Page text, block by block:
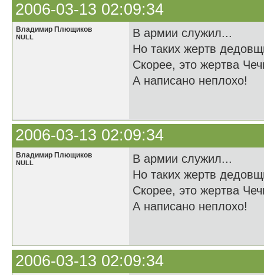
2006-03-13 02:09:34
Владимир Плющиков
NULL
В армии служил...
Но таких жертв
Скорее, это жертва
А написано неплохо!
2006-03-13 02:09:34
Владимир Плющиков
NULL
В армии служил...
Но таких жертв
Скорее, это жертва
А написано неплохо!
2006-03-13 02:09:34